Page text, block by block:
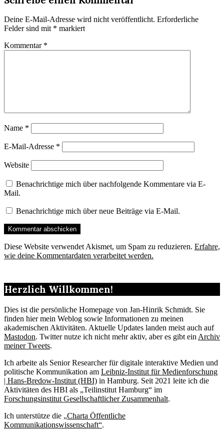
Deine E-Mail-Adresse wird nicht veröffentlicht. Erforderliche
Felder sind mit * markiert
Kommentar *
Name *
E-Mail-Adresse *
Website
Benachrichtige mich über nachfolgende Kommentare via E-
Mail.
Benachrichtige mich über neue Beiträge via E-Mail.
Diese Website verwendet Akismet, um Spam zu reduzieren. Erfahre,
wie deine Kommentardaten verarbeitet werden.
Herzlich Willkommen!
Dies ist die persönliche Homepage von Jan-Hinrik Schmidt. Sie
finden hier mein Weblog sowie Informationen zu meinen
akademischen Aktivitäten. Aktuelle Updates landen meist auch auf
Mastodon. Twitter nutze ich nicht mehr aktiv, aber es gibt ein Archiv
meiner Tweets.
Ich arbeite als Senior Researcher für digitale interaktive Medien und
politische Kommunikation am Leibniz-Institut für Medienforschung
| Hans-Bredow-Institut (HBI) in Hamburg. Seit 2021 leite ich die
Aktivitäten des HBI als „Teilinstitut Hamburg“ im
Forschungsinstitut Gesellschaftlicher Zusammenhalt.
Ich unterstütze die „Charta Öffentliche
Kommunikationswissenschaft“.